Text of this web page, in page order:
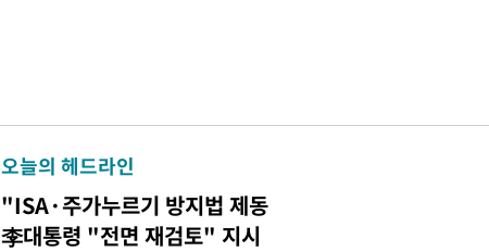
오늘의 헤드라인
"ISA·주가누르기 방지법 제동
李대통령 "전면 재검토" 지시